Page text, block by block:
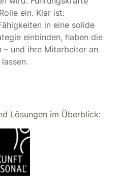
ein. Klar ist:
in eine solide
einbinden, haben die
– und ihre Mitarbeiter an
Lösungen im Überblick: